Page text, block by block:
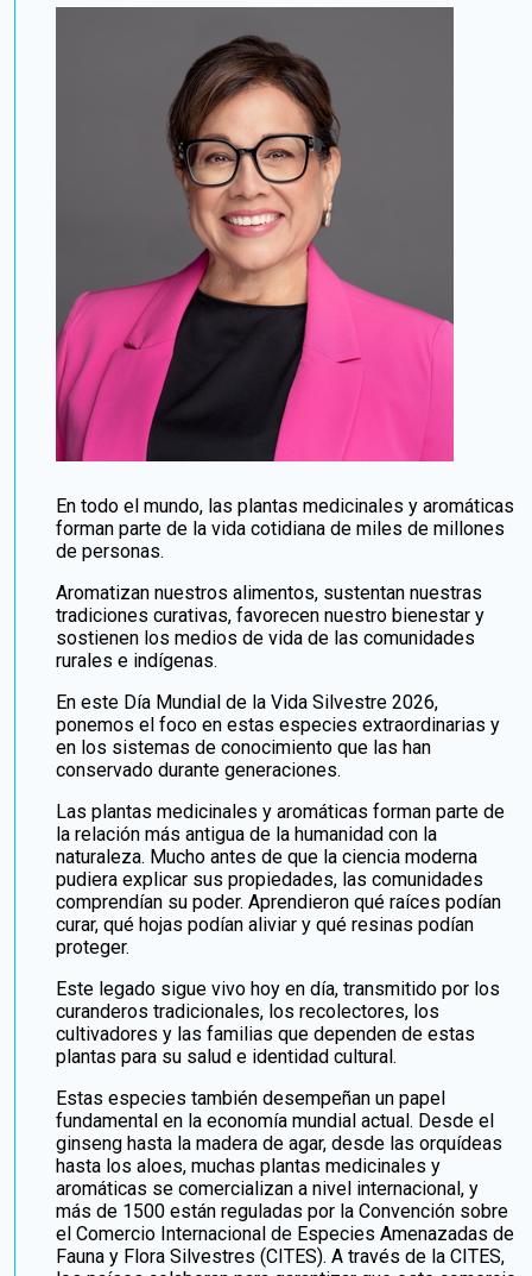
En todo el mundo, las plantas medicinales y aromáticas
forman parte de la vida cotidiana de miles de millones
de personas.
Aromatizan nuestros alimentos, sustentan nuestras
tradiciones curativas, favorecen nuestro bienestar y
sostienen los medios de vida de las comunidades
rurales e indígenas.
En este Día Mundial de la Vida Silvestre 2026,
ponemos el foco en estas especies extraordinarias y
en los sistemas de conocimiento que las han
conservado durante generaciones.
Las plantas medicinales y aromáticas forman parte de
la relación más antigua de la humanidad con la
naturaleza. Mucho antes de que la ciencia moderna
pudiera explicar sus propiedades, las comunidades
comprendían su poder. Aprendieron qué raíces podían
curar, qué hojas podían aliviar y qué resinas podían
proteger.
Este legado sigue vivo hoy en día, transmitido por los
curanderos tradicionales, los recolectores, los
cultivadores y las familias que dependen de estas
plantas para su salud e identidad cultural.
Estas especies también desempeñan un papel
fundamental en la economía mundial actual. Desde el
ginseng hasta la madera de agar, desde las orquídeas
hasta los aloes, muchas plantas medicinales y
aromáticas se comercializan a nivel internacional, y
más de 1500 están reguladas por la Convención sobre
el Comercio Internacional de Especies Amenazadas de
Fauna y Flora Silvestres (CITES). A través de la CITES,